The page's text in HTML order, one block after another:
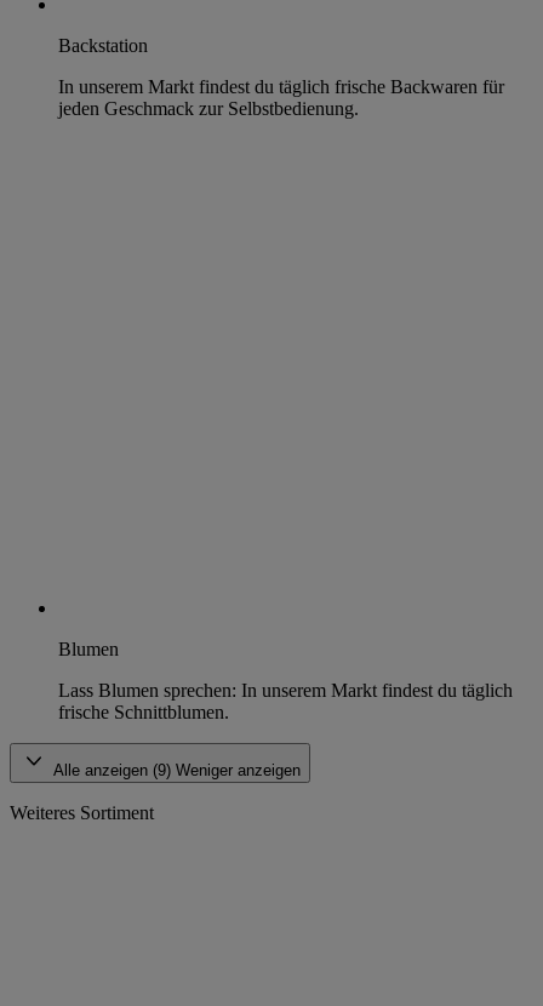
Backstation
In unserem Markt findest du täglich frische Backwaren für
jeden Geschmack zur Selbstbedienung.
Blumen
Lass Blumen sprechen: In unserem Markt findest du täglich
frische Schnittblumen.
Alle anzeigen (9) Weniger anzeigen
Weiteres Sortiment